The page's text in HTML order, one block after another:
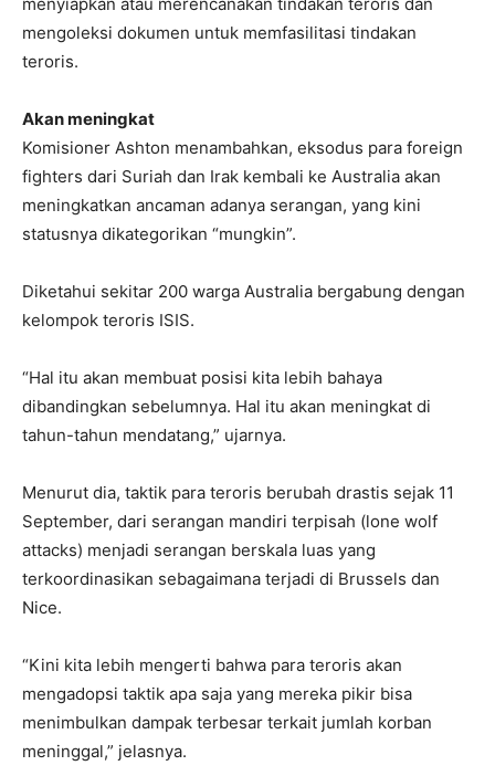
mengoleksi dokumen untuk memfasilitasi tindakan
teroris.
Akan meningkat
Komisioner Ashton menambahkan, eksodus para foreign
fighters dari Suriah dan Irak kembali ke Australia akan
meningkatkan ancaman adanya serangan, yang kini
statusnya dikategorikan “mungkin”.
Diketahui sekitar 200 warga Australia bergabung dengan
kelompok teroris ISIS.
“Hal itu akan membuat posisi kita lebih bahaya
dibandingkan sebelumnya. Hal itu akan meningkat di
tahun-tahun mendatang,” ujarnya.
Menurut dia, taktik para teroris berubah drastis sejak 11
September, dari serangan mandiri terpisah (lone wolf
attacks) menjadi serangan berskala luas yang
terkoordinasikan sebagaimana terjadi di Brussels dan
Nice.
“Kini kita lebih mengerti bahwa para teroris akan
mengadopsi taktik apa saja yang mereka pikir bisa
menimbulkan dampak terbesar terkait jumlah korban
meninggal,” jelasnya.